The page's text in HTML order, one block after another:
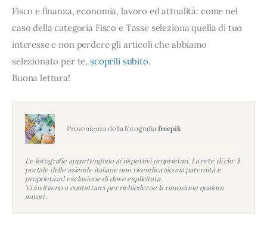
Fisco e finanza, economia, lavoro ed attualità: come nel
caso della categoria Fisco e Tasse seleziona quella di tuo
interesse e non perdere gli articoli che abbiamo
selezionato per te, scoprili subito.
Buona lettura!
Provenienza della fotografia freepik
Le fotografie appartengono ai rispettivi proprietari. La rete di clo: il
portale delle aziende italiane non rivendica alcuna paternità e
proprietà ad esclusione di dove esplicitata.
Vi invitiamo a contattarci per richiederne la rimozione qualora
autori..